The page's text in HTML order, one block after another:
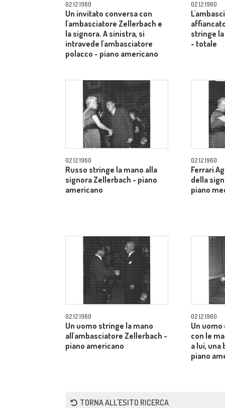
02.12.1960
Un invitato conversa con
l'ambasciatore Zellerbach e
la signora. A sinistra, si
intravede l'ambasciatore
polacco - piano americano
02.12.1960
stringe
- totale
02.12.1960
Russo stringe la mano alla
signora Zellerbach - piano
americano
02.12.1960
Ferrari
della
piano
02.12.1960
Un uomo stringe la mano
all'ambasciatore Zellerbach -
piano americano
02.12.1960
Un
con le
a lui, una
piano
TORNA ALL'ESITO RICERCA